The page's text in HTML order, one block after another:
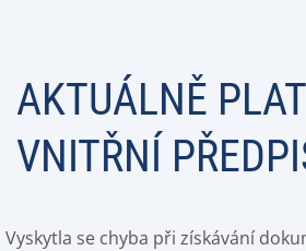
AKTUÁLNĚ
VNITŘNÍ
Vyskytla se chyba při získávání